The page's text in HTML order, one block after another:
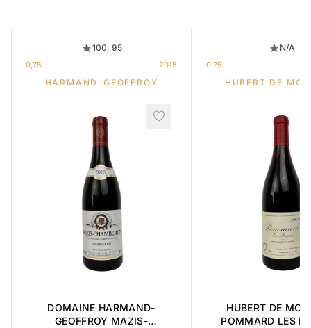
100, 95
0,75 2015
HARMAND-GEOFFROY
DOMAINE HARMAND-
GEOFFROY MAZIS-
N/A
0,75
HUBERT DE
HUBERT DE
POMMARD LES